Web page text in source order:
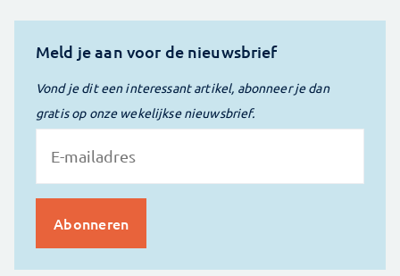
Meld je aan voor de nieuwsbrief
Vond je dit een interessant artikel, abonneer je dan
gratis op onze wekelijkse nieuwsbrief.